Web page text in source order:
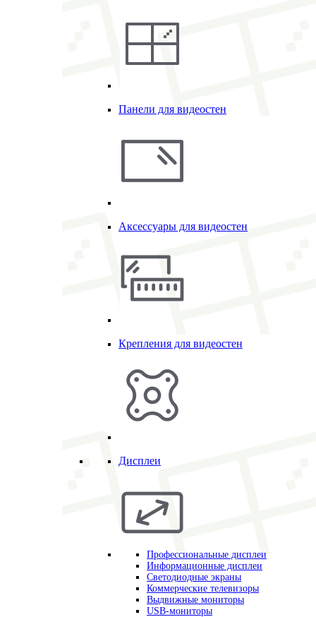
Панели для видеостен
Аксессуары для видеостен
Крепления для видеостен
Дисплеи
Профессиональные дисплеи
Информационные дисплеи
Светодиодные экраны
Коммерческие телевизоры
Выдвижные мониторы
USB-мониторы